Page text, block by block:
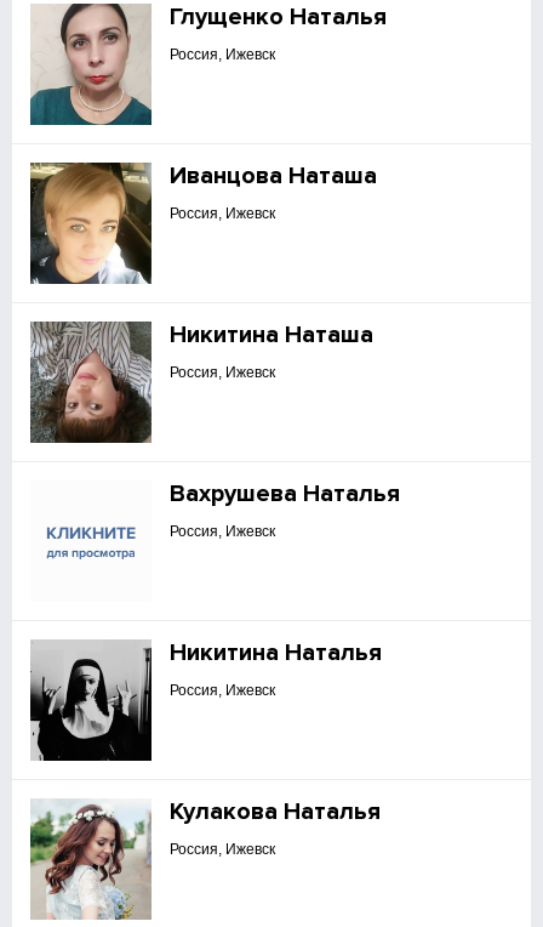
Глущенко Наталья
Россия, Ижевск
Иванцова Наташа
Россия, Ижевск
Никитина Наташа
Россия, Ижевск
Вахрушева Наталья
Россия, Ижевск
Никитина Наталья
Россия, Ижевск
Кулакова Наталья
Россия, Ижевск